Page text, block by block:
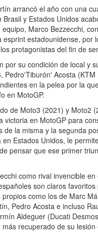
arrancó el año con una
y Estados Unidos
Marco Bezzecchi,
esprint estadounidense, por
protagonistas del fin de
por su condición de local y
Pedro'Tiburón' Acosta
en la pelea por la
en MotoGP.
de Moto3 (2021) y Moto2
victoria en MotoGP para
de la misma y la segunda
Estados Unidos, le
pensar que ese primer
como rival invencible en
son claros
como los de Marc
Pedro Acosta e incluso
Aldeguer (Ducati
recuperado de su